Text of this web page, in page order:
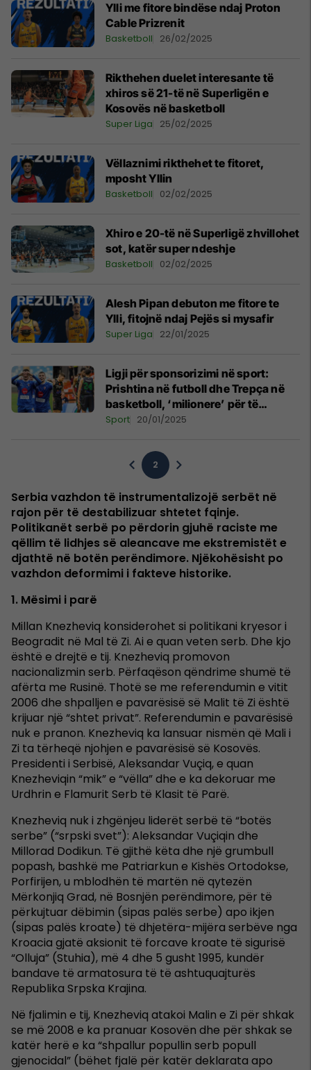
Ylli me fitore bindëse ndaj Proton
Cable Prizrenit
Basketboll 26/02/2025
Rikthehen duelet interesante të
xhiros së 21-të në Superligën e
Kosovës në basketboll
Super Liga 25/02/2025
Vëllaznimi rikthehet te fitoret,
mposht Yllin
Basketboll 02/02/2025
Xhiro e 20-të në Superligë zhvillohet
sot, katër super ndeshje
Basketboll 02/02/2025
Alesh Pipan debuton me fitore te
Ylli, fitojnë ndaj Pejës si mysafir
Super Liga 22/01/2025
Ligji për sponsorizimi në sport:
Prishtina në futboll dhe Trepça në
basketboll, ‘milionere’ për të
ardhura
Sport 20/01/2025
2
Serbia vazhdon të instrumentalizojë serbët në
rajon për të destabilizuar shtetet fqinje.
Politikanët serbë po përdorin gjuhë raciste me
qëllim të lidhjes së aleancave me ekstremistët e
djathtë në botën perëndimore. Njëkohësisht po
vazhdon deformimi i fakteve historike.
1. Mësimi i parë
Millan Knezheviq konsiderohet si politikani kryesor i
Beogradit në Mal të Zi. Ai e quan veten serb. Dhe kjo
është e drejtë e tij. Knezheviq promovon
nacionalizmin serb. Përfaqëson qëndrime shumë të
afërta me Rusinë. Thotë se me referendumin e vitit
2006 dhe shpalljen e pavarësisë së Malit të Zi është
krijuar një “shtet privat”. Referendumin e pavarësisë
nuk e pranon. Knezheviq ka lansuar nismën që Mali i
Zi ta tërheqë njohjen e pavarësisë së Kosovës.
Presidenti i Serbisë, Aleksandar Vuçiq, e quan
Knezheviqin “mik” e “vëlla” dhe e ka dekoruar me
Urdhrin e Flamurit Serb të Klasit të Parë.
Knezheviq nuk i zhgënjeu liderët serbë të “botës
serbe” (“srpski svet”): Aleksandar Vuçiqin dhe
Millorad Dodikun. Të gjithë këta dhe një grumbull
popash, bashkë me Patriarkun e Kishës Ortodokse,
Porfirijen, u mblodhën të martën në qytezën
Mërkonjiq Grad, në Bosnjën perëndimore, për të
përkujtuar dëbimin (sipas palës serbe) apo ikjen
(sipas palës kroate) të dhjetëra-mijëra serbëve nga
Kroacia gjatë aksionit të forcave kroate të sigurisë
“Olluja” (Stuhia), më 4 dhe 5 gusht 1995, kundër
bandave të armatosura të të ashtuquajturës
Republika Srpska Krajina.
Në fjalimin e tij, Knezheviq atakoi Malin e Zi për shkak
se më 2008 e ka pranuar Kosovën dhe për shkak se
katër herë e ka “shpallur popullin serb popull
gjenocidal” (bëhet fjalë për katër deklarata apo